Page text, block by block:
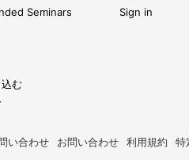
Seminars
む
Sign in
い合わせ お問い合わせ 利用規約
特